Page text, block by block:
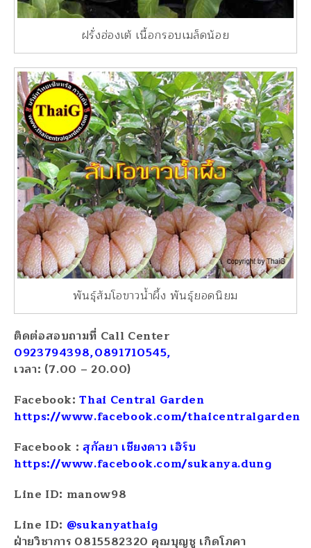
ฝรั่งฮ่องเต้ เนื้อกรอบเมล็ดน้อย
พันธุ์ส้มโอขาวน้ำผึ้ง พันธุ์ยอดนิยม
ติดต่อสอบถามที่ Call Center
0923794398,0891710545,
เวลา: (7.00 – 20.00)
Facebook:Thai Central Garden
https://www.facebook.com/thaicentralgarden
Facebook :สุกัลยา เชียงดาว เฮิร์บ
https://www.facebook.com/sukanya.dung
Line ID: manow98
Line ID: @sukanyathaig
ฝ่ายวิชาการ 0815582320 คุณบุญชู เกิดโภคา